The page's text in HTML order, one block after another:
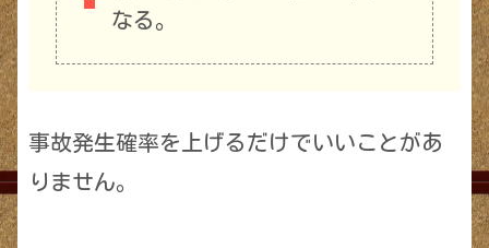
なる。
事故発生確率を上げるだけでいいことがあ
りません。